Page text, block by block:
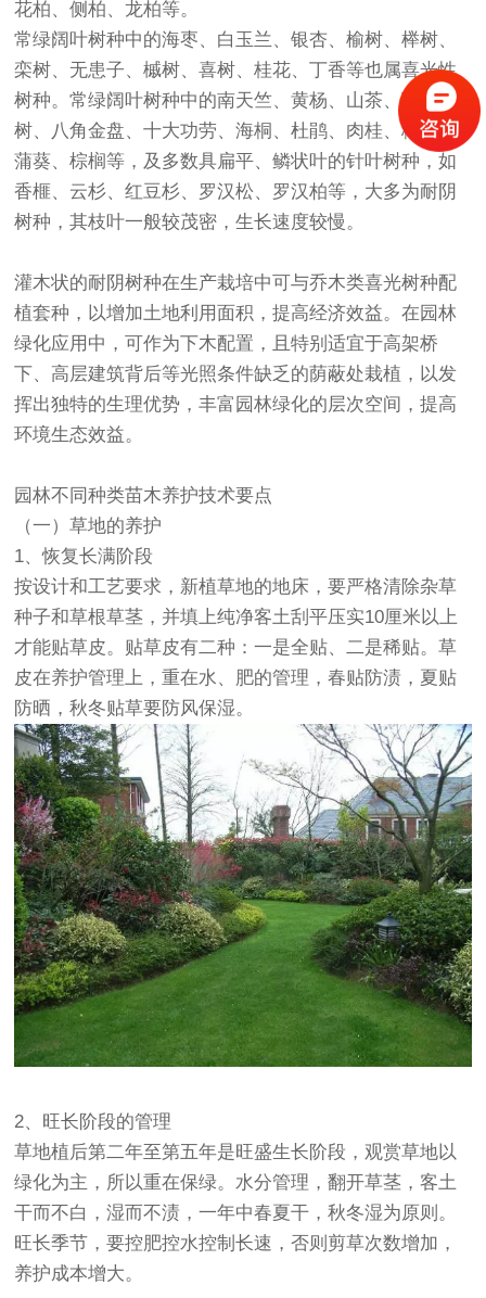
花柏、侧柏、龙柏等。
常绿阔叶树种中的海枣、白玉兰、银杏、榆树、榉树、
栾树、无患子、槭树、喜树、桂花、丁香等也属喜光性
树种。常绿阔叶树种中的南天竺、黄杨、山茶、珊瑚
树、八角金盘、十大功劳、海桐、杜鹃、肉桂、樟竹、
蒲葵、棕榈等，及多数具扁平、鳞状叶的针叶树种，如
香榧、云杉、红豆杉、罗汉松、罗汉柏等，大多为耐阴
树种，其枝叶一般较茂密，生长速度较慢。
灌木状的耐阴树种在生产栽培中可与乔木类喜光树种配
植套种，以增加土地利用面积，提高经济效益。在园林
绿化应用中，可作为下木配置，且特别适宜于高架桥
下、高层建筑背后等光照条件缺乏的荫蔽处栽植，以发
挥出独特的生理优势，丰富园林绿化的层次空间，提高
环境生态效益。
园林不同种类苗木养护技术要点
（一）草地的养护
1、恢复长满阶段
按设计和工艺要求，新植草地的地床，要严格清除杂草
种子和草根草茎，并填上纯净客土刮平压实10厘米以上
才能贴草皮。贴草皮有二种：一是全贴、二是稀贴。草
皮在养护管理上，重在水、肥的管理，春贴防渍，夏贴
防晒，秋冬贴草要防风保湿。
2、旺长阶段的管理
草地植后第二年至第五年是旺盛生长阶段，观赏草地以
绿化为主，所以重在保绿。水分管理，翻开草茎，客土
干而不白，湿而不渍，一年中春夏干，秋冬湿为原则。
旺长季节，要控肥控水控制长速，否则剪草次数增加，
养护成本增大。